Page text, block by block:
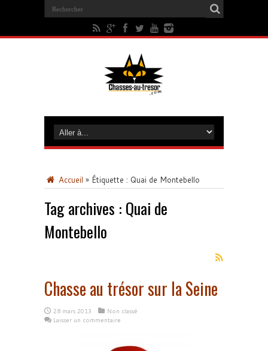
Accueil » Étiquette : Quai de Montebello
Tag archives : Quai de
Montebello
Chasse au trésor sur la Seine
28 mars 2013
Non classé
Laisser un commentaire